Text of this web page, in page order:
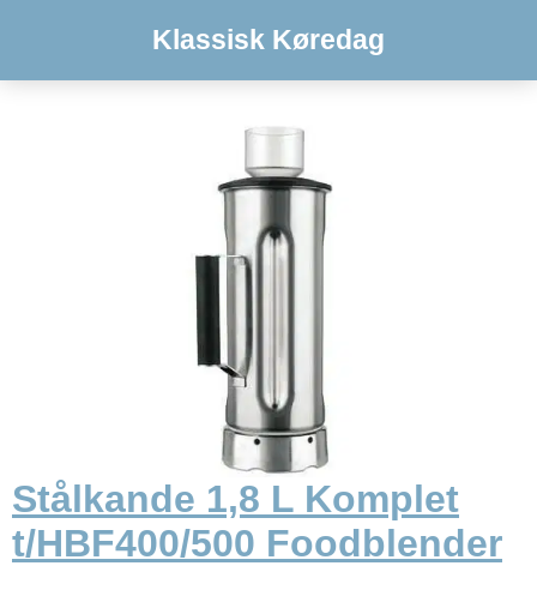
Klassisk Køredag
Stålkande 1,8 L Komplet
t/HBF400/500 Foodblender